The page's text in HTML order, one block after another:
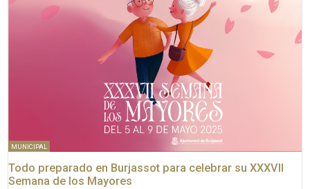
MUNICIPAL
Todo preparado en Burjassot para celebrar su XXXVII
Semana de los Mayores